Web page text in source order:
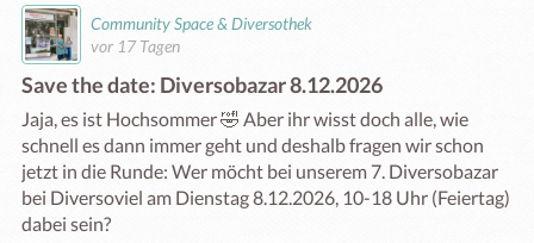
Community Space & Diversothek
vor 17 Tagen
Save the date: Diversobazar 8.12.2026
Jaja, es ist Hochsommer 🤣 Aber ihr wisst doch alle, wie
schnell es dann immer geht und deshalb fragen wir schon
jetzt in die Runde: Wer möcht bei unserem 7. Diversobazar
bei Diversoviel am Dienstag 8.12.2026, 10-18 Uhr (Feiertag)
dabei sein?